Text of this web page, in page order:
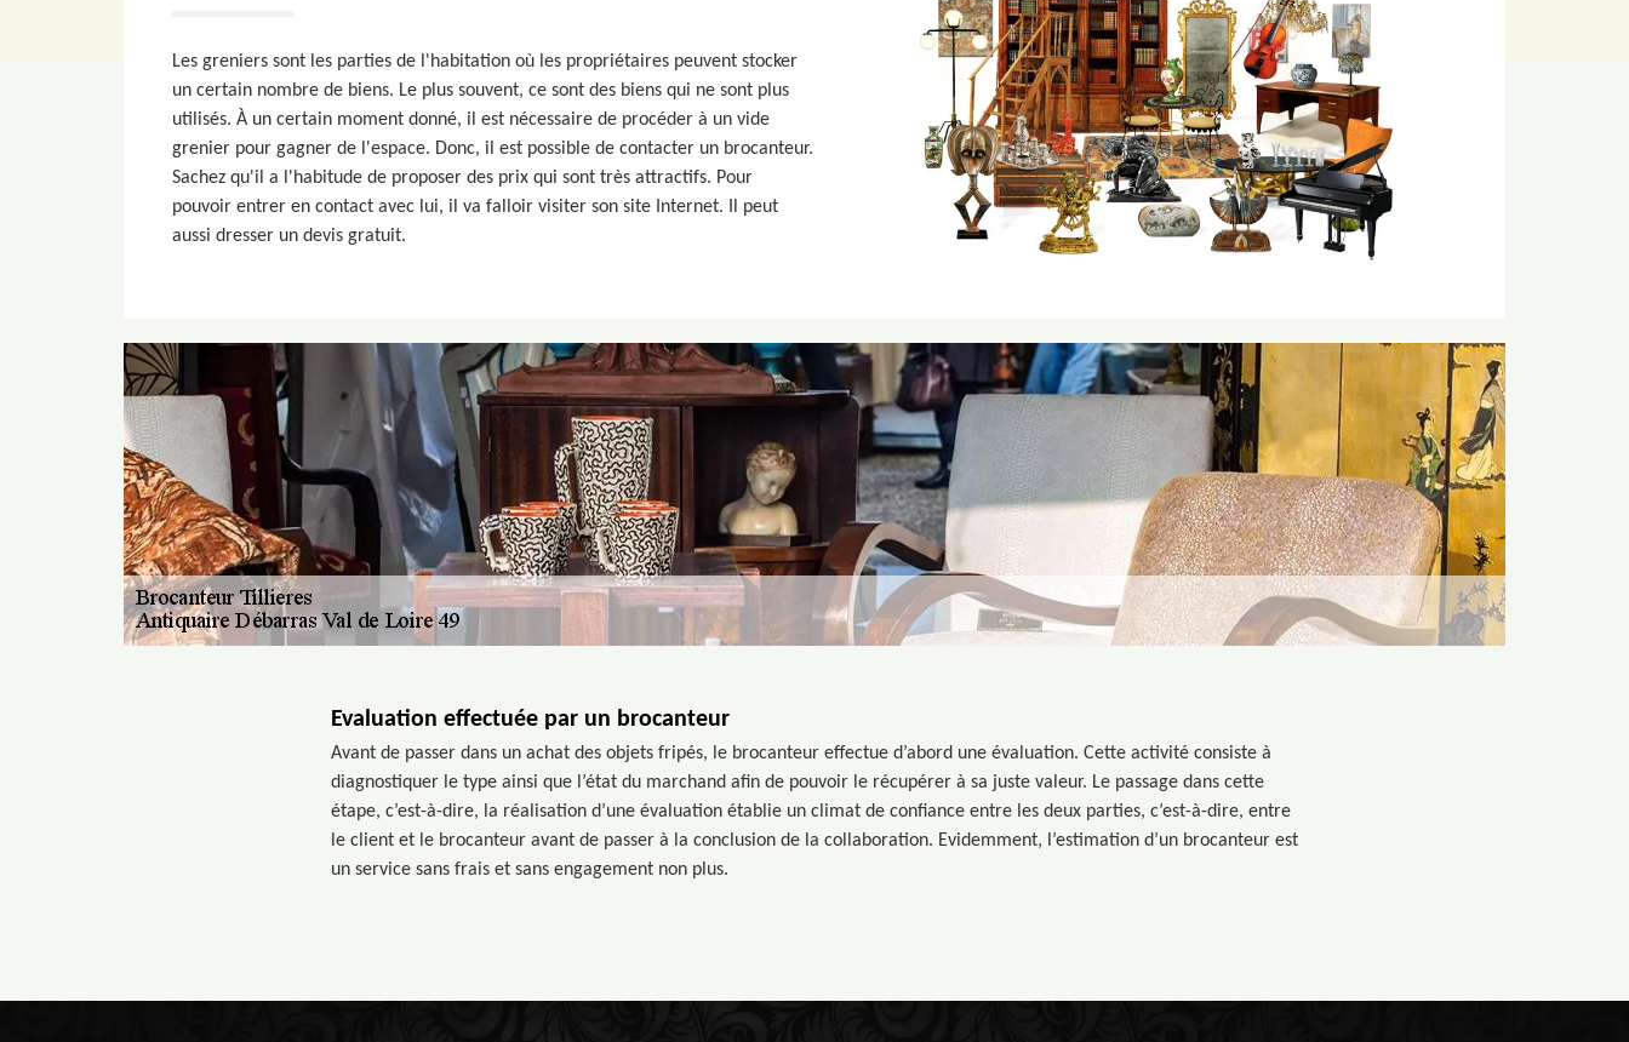
Les greniers sont les parties de l'habitation où les propriétaires peuvent stocker
un certain nombre de biens. Le plus souvent, ce sont des biens qui ne sont plus
utilisés. À un certain moment donné, il est nécessaire de procéder à un vide
grenier pour gagner de l'espace. Donc, il est possible de contacter un brocanteur.
Sachez qu'il a l'habitude de proposer des prix qui sont très attractifs. Pour
pouvoir entrer en contact avec lui, il va falloir visiter son site Internet. Il peut
aussi dresser un devis gratuit.
Evaluation effectuée par un brocanteur
Avant de passer dans un achat des objets fripés, le brocanteur effectue d’abord une évaluation. Cette activité consiste à
diagnostiquer le type ainsi que l’état du marchand afin de pouvoir le récupérer à sa juste valeur. Le passage dans cette
étape, c’est-à-dire, la réalisation d’une évaluation établie un climat de confiance entre les deux parties, c’est-à-dire, entre
le client et le brocanteur avant de passer à la conclusion de la collaboration. Evidemment, l’estimation d’un brocanteur est
un service sans frais et sans engagement non plus.